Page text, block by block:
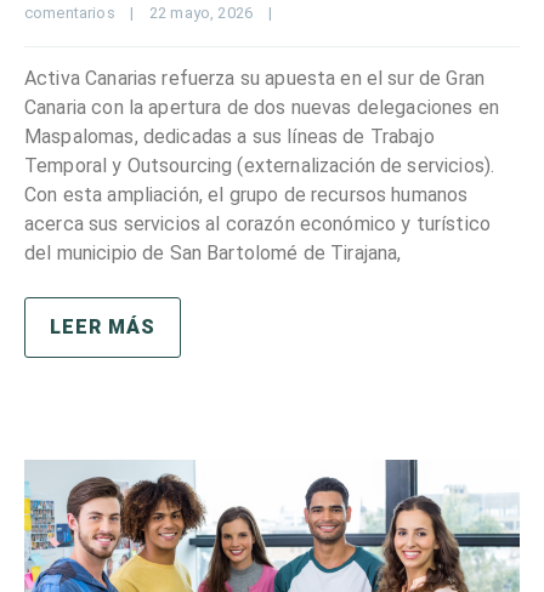
comentarios
| 22 mayo, 2026 |
Activa Canarias refuerza su apuesta en el sur de Gran
Canaria con la apertura de dos nuevas delegaciones en
Maspalomas, dedicadas a sus líneas de Trabajo
Temporal y Outsourcing (externalización de servicios).
Con esta ampliación, el grupo de recursos humanos
acerca sus servicios al corazón económico y turístico
del municipio de San Bartolomé de Tirajana,
LEER MÁS